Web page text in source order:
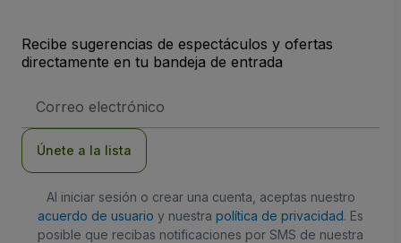
Recibe sugerencias de espectáculos y ofertas
directamente en tu bandeja de entrada
de
Únete a la lista
Al iniciar sesión o crear una cuenta, aceptas nuestro
acuerdo de usuario y nuestra política de privacidad. Es
posible que recibas notificaciones por SMS de nuestra